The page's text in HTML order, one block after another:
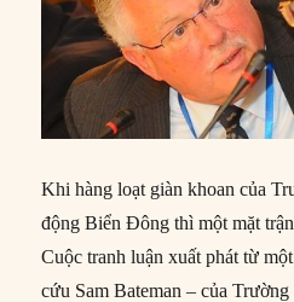
Khi hàng loạt giàn khoan của
động Biển Đông thì một mặt
Cuộc tranh luận xuất phát từ
cứu Sam Bateman – của